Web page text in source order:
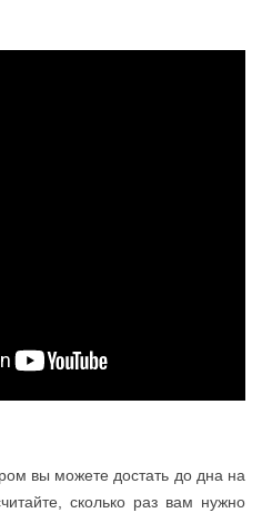
вы можете достать до дна на
сколько раз вам нужно